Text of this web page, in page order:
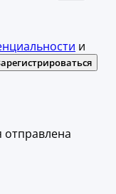
и
отправлена